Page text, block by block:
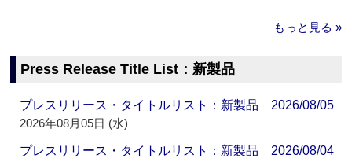
もっと見る »
Press Release Title List：新製品
プレスリリース・タイトルリスト：新製品 2026/08/05
2026年08月05日 (水)
プレスリリース・タイトルリスト：新製品 2026/08/04